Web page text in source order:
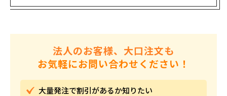
法人のお客様、大口注文も
お気軽にお問い合わせください！
大量発注で割引があるか知りたい